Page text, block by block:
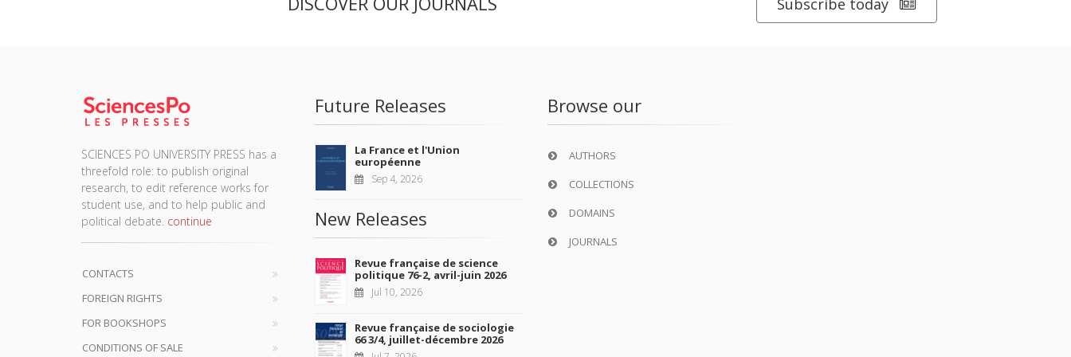
Subscribe today
SCIENCES PO UNIVERSITY PRESS has a
threefold role: to publish original
research, to edit reference works for
student use, and to help public and
political debate. continue
CONTACTS
FOREIGN RIGHTS
FOR BOOKSHOPS
CONDITIONS OF SALE
Future Releases
La France et l'Union
européenne
Sep 4, 2026
New Releases
Revue française de science
politique 76-2, avril-juin 2026
Jul 10, 2026
Revue française de sociologie
66 3/4, juillet-décembre 2026
Browse our
AUTHORS
COLLECTIONS
DOMAINS
JOURNALS